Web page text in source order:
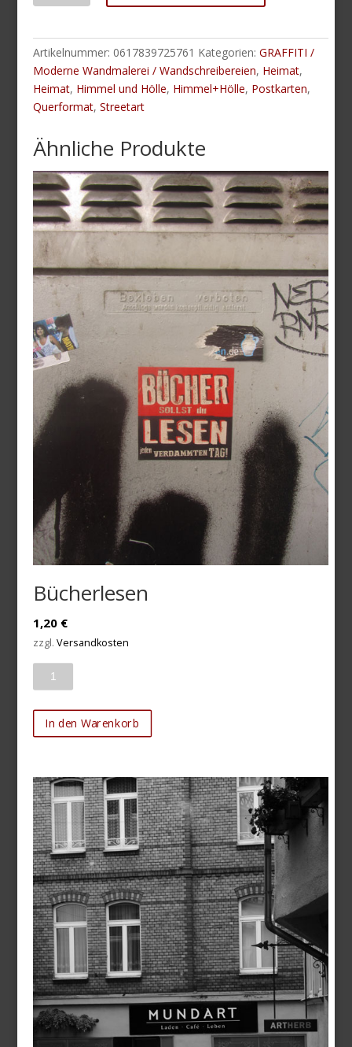
Artikelnummer: 0617839725761 Kategorien:GRAFFITI /
Moderne Wandmalerei / Wandschreibereien, Heimat,
Heimat, Himmel und Hölle, Himmel+Hölle, Postkarten,
Querformat,Streetart
Ähnliche Produkte
Bücherlesen
1,20 €
zzgl.Versandkosten
In den Warenkorb